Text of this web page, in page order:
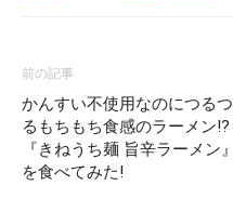
前の記事
かんすい不使用なのにつるつ
るもちもち食感のラーメン!?
『きねうち麺 旨辛ラーメン』
を食べてみた!